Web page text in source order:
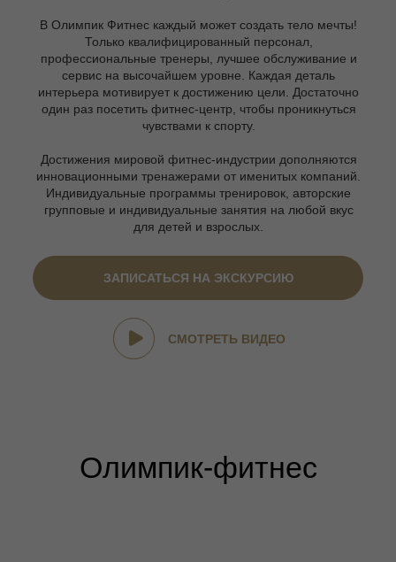
В Олимпик Фитнес каждый может создать тело мечты!
Только квалифицированный персонал,
профессиональные тренеры, лучшее обслуживание и
сервис на высочайшем уровне. Каждая деталь
интерьера мотивирует к достижению цели. Достаточно
один раз посетить фитнес-центр, чтобы проникнуться
чувствами к спорту.
Достижения мировой фитнес-индустрии дополняются
инновационными тренажерами от именитых компаний.
Индивидуальные программы тренировок, авторские
групповые и индивидуальные занятия на любой вкус
для детей и взрослых.
ЗАПИСАТЬСЯ НА ЭКСКУРСИЮ
СМОТРЕТЬ ВИДЕО
Олимпик-фитнес